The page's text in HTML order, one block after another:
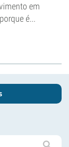
em
é...